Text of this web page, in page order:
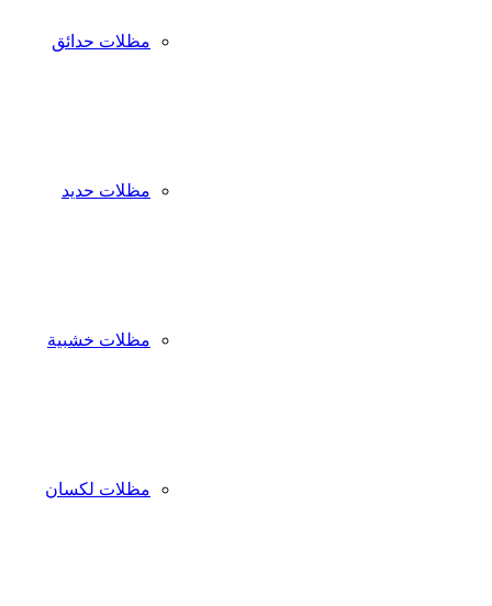
مظلات حدائق
مظلات حديد
مظلات خشبية
مظلات لكسان